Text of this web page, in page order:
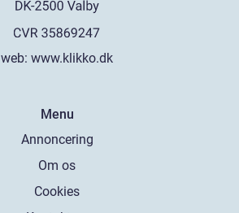
web: www.klikko.dk
Menu
Annoncering
Om os
Cookies